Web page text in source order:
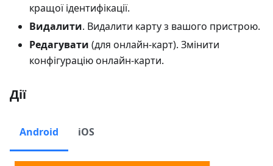
кращої ідентифікації.
Видалити. Видалити карту з вашого пристрою.
Редагувати (для онлайн-карт). Змінити
конфігурацію онлайн-карти.
Дії
Android iOS